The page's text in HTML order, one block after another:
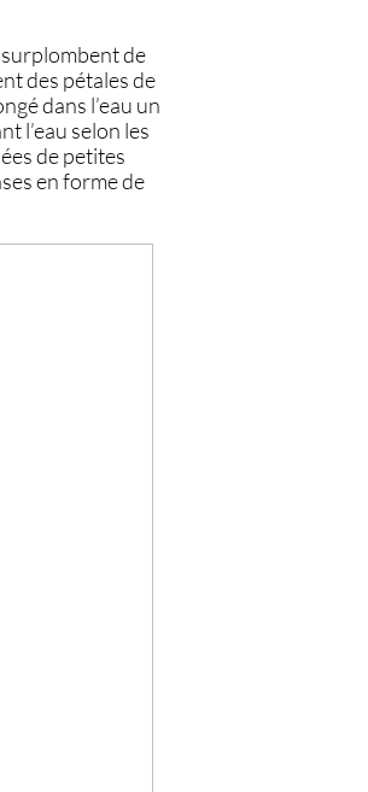
de
des pétales de
dans l’eau un
l’eau selon les
de petites
en forme de